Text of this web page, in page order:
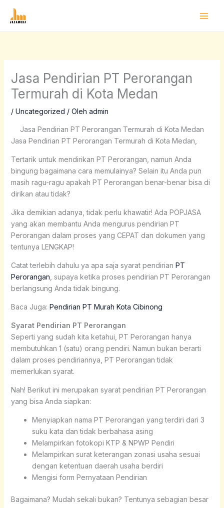
Jasa Pendirian PT Perorangan
Termurah di Kota Medan
/ Uncategorized / Oleh admin
Jasa Pendirian PT Perorangan Termurah di Kota Medan
Jasa Pendirian PT Perorangan Termurah di Kota Medan,
Tertarik untuk mendirikan PT Perorangan, namun Anda
bingung bagaimana cara memulainya? Selain itu Anda pun
masih ragu-ragu apakah PT Perorangan benar-benar bisa di
dirikan atau tidak?
Jika demikian adanya, tidak perlu khawatir! Ada POPJASA
yang akan membantu Anda mengurus pendirian PT
Perorangan dalam proses yang CEPAT dan dokumen yang
tentunya LENGKAP!
Catat terlebih dahulu ya apa saja syarat pendirian PT
Perorangan , supaya ketika proses pendirian PT Perorangan
berlangsung Anda tidak bingung.
Baca Juga: Pendirian PT Murah Kota Cibinong
Syarat Pendirian PT Perorangan
Seperti yang sudah kita ketahui, PT Perorangan hanya
membutuhkan 1 (satu) orang pendiri. Namun bukan berarti
dalam proses pendiriannya, PT Perorangan tidak
memerlukan syarat.
Nah! Berikut ini merupakan syarat pendirian PT Perorangan
yang bisa Anda siapkan:
Menyiapkan nama PT Perorangan yang terdiri dari 3
suku kata dan tidak berbahasa asing
Melampirkan fotokopi KTP & NPWP Pendiri
Melampirkan surat keterangan zonasi usaha sesuai
dengan ketentuan daerah usaha berdiri
Mengisi form Pernyataan Pendirian
Bagaimana? Mudah sekali bukan? Tentunya sebagian besar